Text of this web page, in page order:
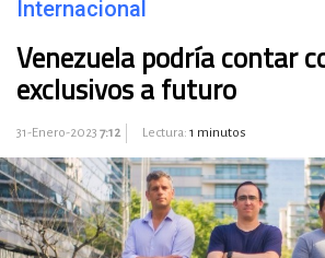
Internacional
Venezuela podría contar
exclusivos a futuro
31-Enero-2023 7:12 Lectura: 1 minutos